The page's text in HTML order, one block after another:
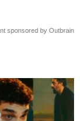
sponsored by Outbrain